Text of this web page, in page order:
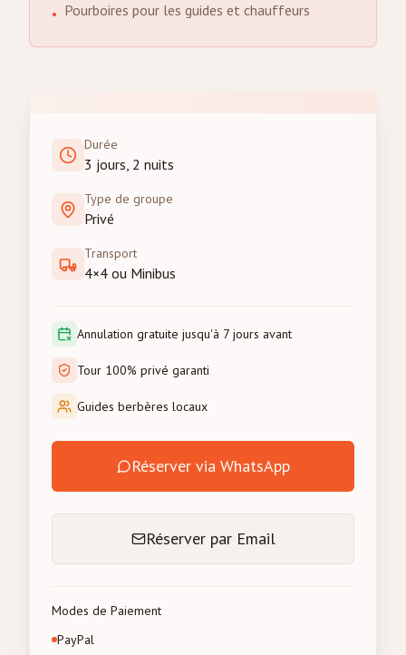
• Pourboires pour les guides et chauffeurs
Durée
3 jours, 2 nuits
Type de groupe
Privé
Transport
4×4 ou Minibus
Annulation gratuite jusqu'à 7 jours avant
Tour 100% privé garanti
Guides berbères locaux
Réserver via WhatsApp
Réserver par Email
Modes de Paiement
PayPal